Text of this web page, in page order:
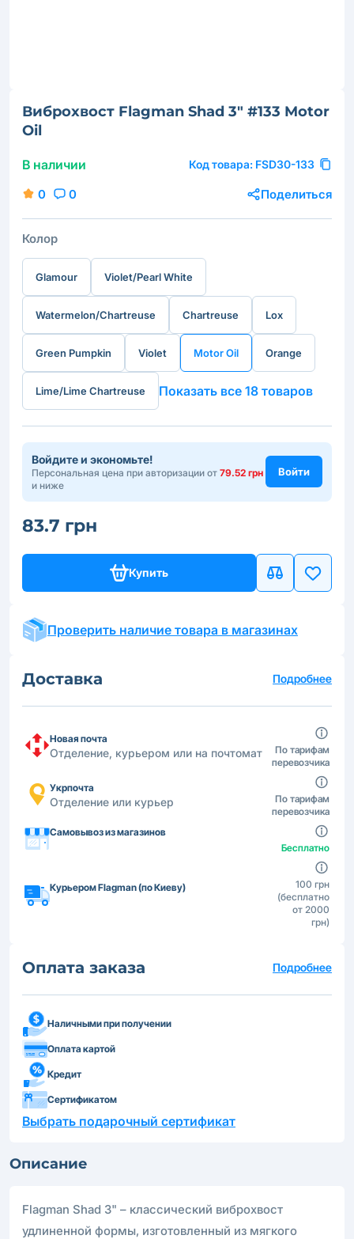
Виброхвост Flagman Shad 3" #133 Motor
Oil
В наличии Код товара: FSD30-133
0 0 Поделиться
Колор
Glamour Violet/Pearl White
Watermelon/Chartreuse Chartreuse Lox
Green Pumpkin Violet Motor Oil Orange
Lime/Lime Chartreuse Показать все 18 товаров
Войдите и экономьте!
Персональная цена при авторизации от 79.52 грн
и ниже
Войти
83.7 грн
Купить
Проверить наличие товара в магазинах
Доставка Подробнее
Новая почта
Отделение, курьером или на почтомат
По тарифам
перевозчика
Укрпочта
Отделение или курьер
По тарифам
перевозчика
Самовывоз из магазинов
Бесплатно
Курьером Flagman (по Киеву)
100 грн
(бесплатно
от 2000
грн)
Оплата заказа Подробнее
Наличными при получении
Оплата картой
Кредит
Сертификатом
Выбрать подарочный сертификат
Описание
Flagman Shad 3" – классический виброхвост
удлиненной формы, изготовленный из мягкого